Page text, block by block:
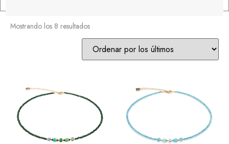
Mostrando los 8 resultados